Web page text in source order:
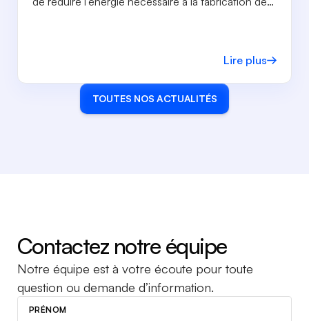
Lire plus
TOUTES NOS ACTUALITÉS
Contactez notre équipe
Notre équipe est à votre écoute pour toute
question ou demande d’information.
PRÉNOM